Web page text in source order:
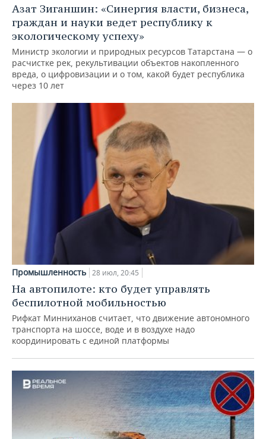
Азат Зиганшин: «Синергия власти, бизнеса,
граждан и науки ведет республику к
экологическому успеху»
Министр экологии и природных ресурсов Татарстана — о
расчистке рек, рекультивации объектов накопленного
вреда, о цифровизации и о том, какой будет республика
через 10 лет
Промышленность 28 июл, 20:45
На автопилоте: кто будет управлять
беспилотной мобильностью
Рифкат Минниханов считает, что движение автономного
транспорта на шоссе, воде и в воздухе надо
координировать с единой платформы